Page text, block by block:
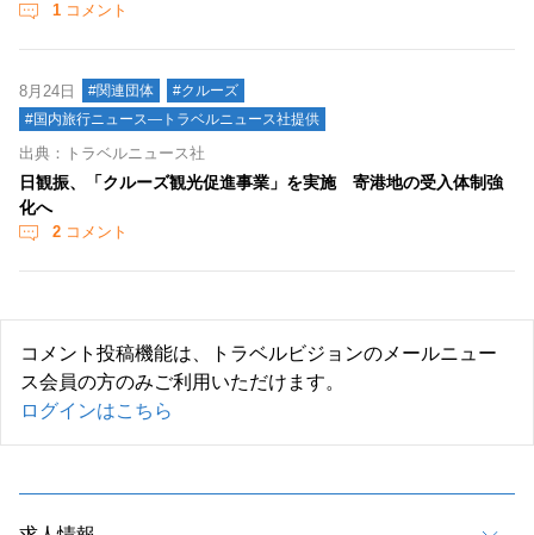
1 コメント
8月24日 #関連団体
#クルーズ
#国内旅行ニュース―トラベルニュース社提供
出典：トラベルニュース社
日観振、「クルーズ観光促進事業」を実施 寄港地の受入体制強
化へ
2 コメント
コメント投稿機能は、トラベルビジョンのメールニュー
ス会員の方のみご利用いただけます。
ログインはこちら